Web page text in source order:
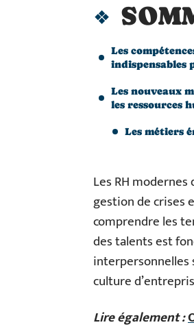
Les
indispensables
Les nouveaux
les ressources
Les métiers
Les RH
gestion de crises
comprendre les
des talents est
interpersonnelles
culture
Lire également :